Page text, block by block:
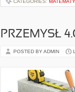
CATEGORIES:
PRZEMYSŁ
POSTED BY ADMIN